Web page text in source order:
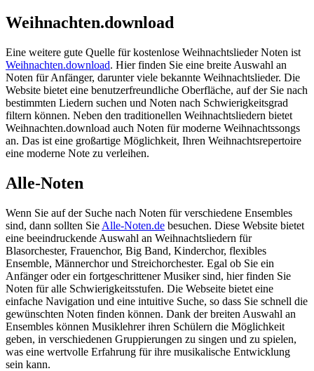
Weihnachten.download
Eine weitere gute Quelle für kostenlose Weihnachtslieder Noten ist
Weihnachten.download. Hier finden Sie eine breite Auswahl an
Noten für Anfänger, darunter viele bekannte Weihnachtslieder. Die
Website bietet eine benutzerfreundliche Oberfläche, auf der Sie nach
bestimmten Liedern suchen und Noten nach Schwierigkeitsgrad
filtern können. Neben den traditionellen Weihnachtsliedern bietet
Weihnachten.download auch Noten für moderne Weihnachtssongs
an. Das ist eine großartige Möglichkeit, Ihren Weihnachtsrepertoire
eine moderne Note zu verleihen.
Alle-Noten
Wenn Sie auf der Suche nach Noten für verschiedene Ensembles
sind, dann sollten Sie Alle-Noten.de besuchen. Diese Website bietet
eine beeindruckende Auswahl an Weihnachtsliedern für
Blasorchester, Frauenchor, Big Band, Kinderchor, flexibles
Ensemble, Männerchor und Streichorchester. Egal ob Sie ein
Anfänger oder ein fortgeschrittener Musiker sind, hier finden Sie
Noten für alle Schwierigkeitsstufen. Die Webseite bietet eine
einfache Navigation und eine intuitive Suche, so dass Sie schnell die
gewünschten Noten finden können. Dank der breiten Auswahl an
Ensembles können Musiklehrer ihren Schülern die Möglichkeit
geben, in verschiedenen Gruppierungen zu singen und zu spielen,
was eine wertvolle Erfahrung für ihre musikalische Entwicklung
sein kann.